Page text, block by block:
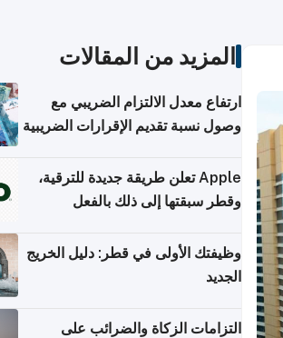
المزيد من المقالات
ارتفاع معدل الالتزام الضريبي مع
وصول نسبة تقديم الإقرارات الضريبية
Apple تعلن طريقة جديدة للترقية،
وقطر سبقتها إلى ذلك بالفعل
وظيفتك الأولى في قطر: دليل الخريج
الجديد
التزامات الزكاة والضرائب على